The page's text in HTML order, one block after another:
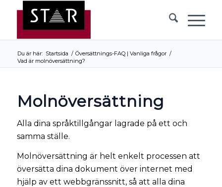
Du är här: Startsida / Översättnings-FAQ | Vanliga frågor /
Vad är molnöversättning?
Molnöversättning
Alla dina språktillgångar lagrade på ett och
samma ställe.
Molnöversättning är helt enkelt processen att
översätta dina dokument över internet med
hjälp av ett webbgränssnitt, så att alla dina